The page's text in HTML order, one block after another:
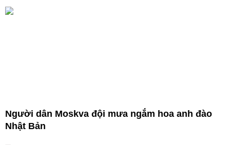
Người dân Moskva đội mưa ngắm hoa anh đào
Nhật Bản